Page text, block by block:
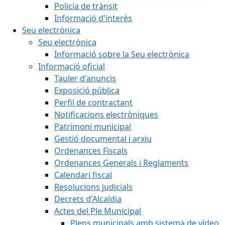
Policia de trànsit
Informació d'interès
Seu electrònica
Seu electrònica
Informació sobre la Seu electrònica
Informació oficial
Tauler d'anuncis
Exposició pública
Perfil de contractant
Notificacions electròniques
Patrimoni municipal
Gestió documental i arxiu
Ordenances Fiscals
Ordenances Generals i Reglaments
Calendari fiscal
Resolucions judicials
Decrets d'Alcaldia
Actes del Ple Municipal